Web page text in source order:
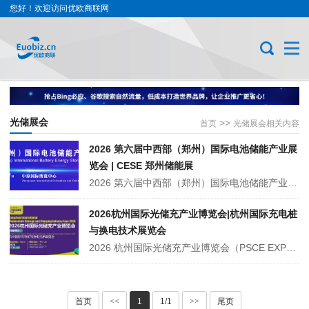
您好！欢迎访问优欧商联网
首页 >> 光储展会相关内容
光储展会
2026 第六届中西部（郑州）国际电池储能产业展
览会 | CESE 郑州储能展
2026 第六届中西部（郑州）国际电池储能产业展览会 8 月 15-17 日落地中原国际博览中心，展览面积 2 万㎡，300 余家海内外企业参展，同期联动智慧能源博览会，举办政策解读论坛、技术研讨会、供需对接会等配套活动，聚焦河南源网荷储市场需求，搭建中西部储能全产业链商贸、技术交流平台。
2026杭州国际光储充产业博览会|杭州国际充电桩
与换电技术展览会
2026 杭州国际光储充产业博览会（PSCE EXPO）将于 11 月 11-13 日在杭州大会展中心举办，同期设充电桩与换电技术展。展会聚焦光伏、储能、充换电及配套技术四大板块，覆盖全产业链产品与解决方案。同期举办政策解读、技术论坛等活动，打造华东地区光储充产业技术展示、商贸对接与趋势交流的专业平台。
首页 << 1 1/1 >> 尾页